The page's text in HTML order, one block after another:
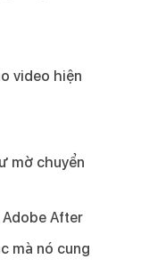
video hiện
mờ chuyển
After
mà nó cung